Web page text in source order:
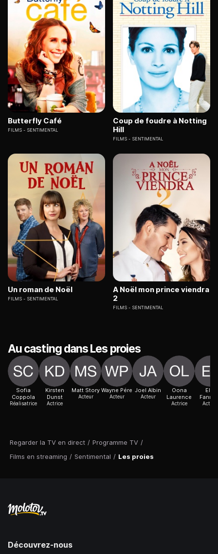
Regarder la TV en direct / Programme TV /
Films en streaming / Sentimental / Les proies
Butterfly Café
FILMS SENTIMENTAL
Coup de foudre à Notting
Hill
FILMS SENTIMENTAL
Un roman de Noël
FILMS SENTIMENTAL
A Noël mon prince viendra
2
FILMS SENTIMENTAL
Au casting dans Les proies
Sofia
Coppola
Réalisatrice
Kirsten
Dunst
Actrice
Matt Story
Acteur
Wayne Pére
Acteur
Joel Albin
Acteur
Oona
Laurence
Actrice
Elle
Actrice
Découvrez-nous